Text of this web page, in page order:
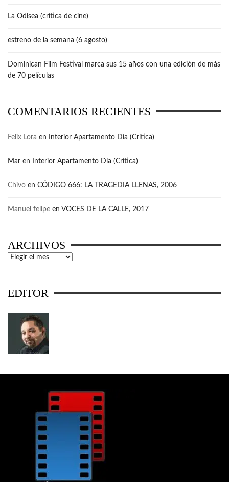
La Odisea (crítica de cine)
estreno de la semana (6 agosto)
Dominican Film Festival marca sus 15 años con una edición de más
de 70 películas
COMENTARIOS RECIENTES
Felix Lora en Interior Apartamento Día (Crítica)
Mar en Interior Apartamento Día (Crítica)
Chivo en CÓDIGO 666: LA TRAGEDIA LLENAS, 2006
Manuel felipe en VOCES DE LA CALLE, 2017
ARCHIVOS
Archivos
EDITOR